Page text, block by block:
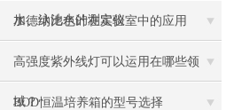
水、泳池水的测定仪
加德纳比色计在实验室中的应用
高强度紫外线灯可以运用在哪些领
域？
BOD恒温培养箱的型号选择